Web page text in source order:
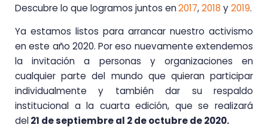
Descubre lo que logramos juntos en2017,2018 y2019.
Ya estamos listos para arrancar nuestro activismo
en este año 2020. Por eso nuevamente extendemos
la invitación a personas y organizaciones en
cualquier parte del mundo que quieran participar
individualmente y también dar su respaldo
institucional a la cuarta edición, que se realizará
del21 de septiembre al 2 de octubre de 2020.